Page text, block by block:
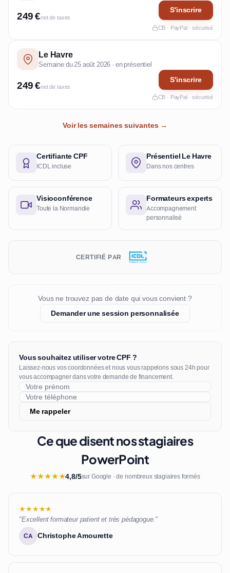
249 €net de taxes
S'inscrire
CB · PayPal · sécurisé
Le Havre
Semaine du 25 août 2026 · en présentiel
249 €net de taxes
S'inscrire
CB · PayPal · sécurisé
Voir les semaines suivantes →
Certifiante CPF
ICDL incluse
Présentiel Le Havre
Dans nos centres
Visioconférence
Toute la Normandie
Formateurs experts
Accompagnement
personnalisé
CERTIFIÉ PAR
Vous ne trouvez pas de date qui vous convient ?
Demander une session personnalisée
Vous souhaitez utiliser votre CPF ?
Laissez-nous vos coordonnées et nous vous rappelons sous 24h pour
vous accompagner dans votre demande de financement.
Me rappeler
Ce que disent nos stagiaires
PowerPoint
★★★★★4,8/5sur Google · de nombreux stagiaires formés
★★★★★
"Excellent formateur patient et très pédagogue."
CA Christophe Amourette